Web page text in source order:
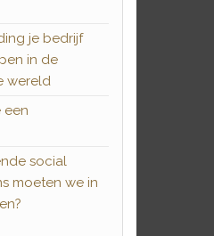
je bedrijf
in de
wereld
een
social
moeten we in